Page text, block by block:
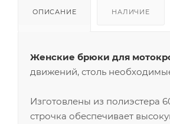
ОПИСАНИЕ НАЛИЧИЕ
Женские брюки для
движений, столь
Изготовлены из полиэстера
строчка обеспечивает